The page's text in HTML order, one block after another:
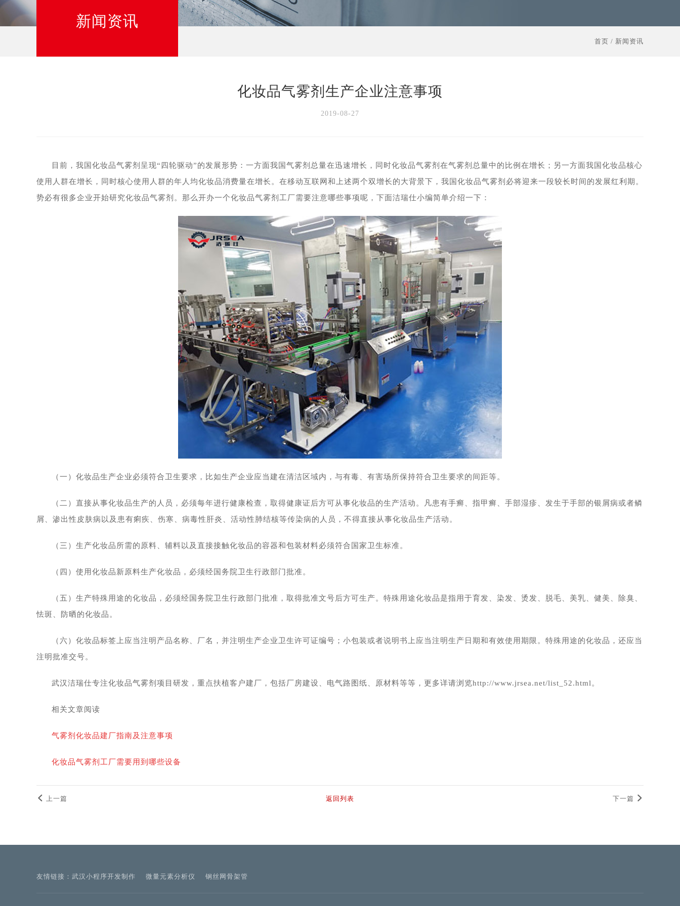
新闻资讯
首页 / 新闻资讯
化妆品气雾剂生产企业注意事项
2019-08-27
目前，我国化妆品气雾剂呈现“四轮驱动”的发展形势：一方面我国气雾剂总量在迅速增长，同时化妆品气雾剂在气雾剂总量中的比例在增长；另一方面我国化妆品核心
使用人群在增长，同时核心使用人群的年人均化妆品消费量在增长。在移动互联网和上述两个双增长的大背景下，我国化妆品气雾剂必将迎来一段较长时间的发展红利期。
势必有很多企业开始研究化妆品气雾剂。那么开办一个化妆品气雾剂工厂需要注意哪些事项呢，下面洁瑞仕小编简单介绍一下：
（一）化妆品生产企业必须符合卫生要求，比如生产企业应当建在清洁区域内，与有毒、有害场所保持符合卫生要求的间距等。
（二）直接从事化妆品生产的人员，必须每年进行健康检查，取得健康证后方可从事化妆品的生产活动。凡患有手癣、指甲癣、手部湿疹、发生于手部的银屑病或者鳞
屑、渗出性皮肤病以及患有痢疾、伤寒、病毒性肝炎、活动性肺结核等传染病的人员，不得直接从事化妆品生产活动。
（三）生产化妆品所需的原料、辅料以及直接接触化妆品的容器和包装材料必须符合国家卫生标准。
（四）使用化妆品新原料生产化妆品，必须经国务院卫生行政部门批准。
（五）生产特殊用途的化妆品，必须经国务院卫生行政部门批准，取得批准文号后方可生产。特殊用途化妆品是指用于育发、染发、烫发、脱毛、美乳、健美、除臭、
怯斑、防晒的化妆品。
（六）化妆品标签上应当注明产品名称、厂名，并注明生产企业卫生许可证编号；小包装或者说明书上应当注明生产日期和有效使用期限。特殊用途的化妆品，还应当
注明批准交号。
武汉洁瑞仕专注化妆品气雾剂项目研发，重点扶植客户建厂，包括厂房建设、电气路图纸、原材料等等，更多详请浏览http://www.jrsea.net/list_52.html 。
相关文章阅读
气雾剂化妆品建厂指南及注意事项
化妆品气雾剂工厂需要用到哪些设备
上一篇 返回列表 下一篇
友情链接： 武汉小程序开发制作 微量元素分析仪 钢丝网骨架管